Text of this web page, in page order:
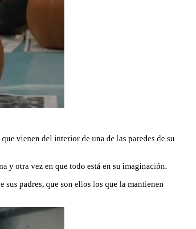
vienen del interior de una de las paredes de su
y otra vez en que todo está en su imaginación.
sus padres, que son ellos los que la mantienen